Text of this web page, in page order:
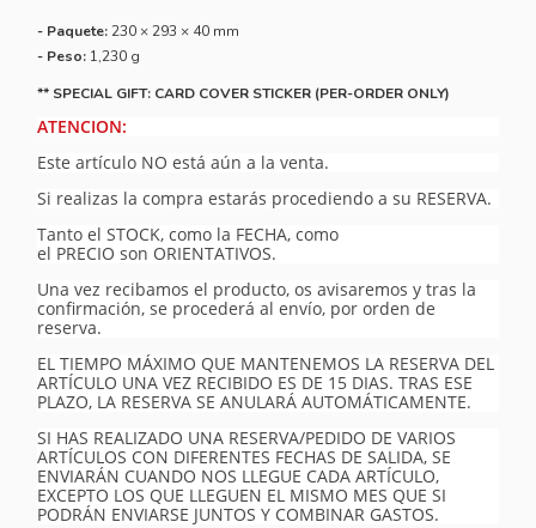
- Paquete:230 × 293 × 40 mm
- Peso: 1,230 g
** SPECIAL GIFT: CARD COVER STICKER (PER-ORDER ONLY)
ATENCION:
Este artículo NO está aún a la venta.
Si realizas la compra estarás procediendo a su RESERVA.
Tanto el STOCK, como la FECHA, como
el PRECIO son ORIENTATIVOS.
Una vez recibamos el producto, os avisaremos y tras la
confirmación, se procederá al envío, por orden de
reserva.
EL TIEMPO MÁXIMO QUE MANTENEMOS LA RESERVA DEL
ARTÍCULO UNA VEZ RECIBIDO ES DE 15 DIAS. TRAS ESE
PLAZO, LA RESERVA SE ANULARÁ AUTOMÁTICAMENTE.
SI HAS REALIZADO UNA RESERVA/PEDIDO DE VARIOS
ARTÍCULOS CON DIFERENTES FECHAS DE SALIDA, SE
ENVIARÁN CUANDO NOS LLEGUE CADA ARTÍCULO,
EXCEPTO LOS QUE LLEGUEN EL MISMO MES QUE SI
PODRÁN ENVIARSE JUNTOS Y COMBINAR GASTOS.